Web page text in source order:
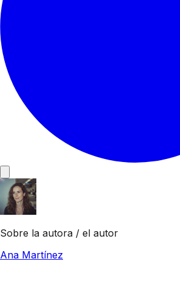
Sobre la autora / el autor
Ana Martínez